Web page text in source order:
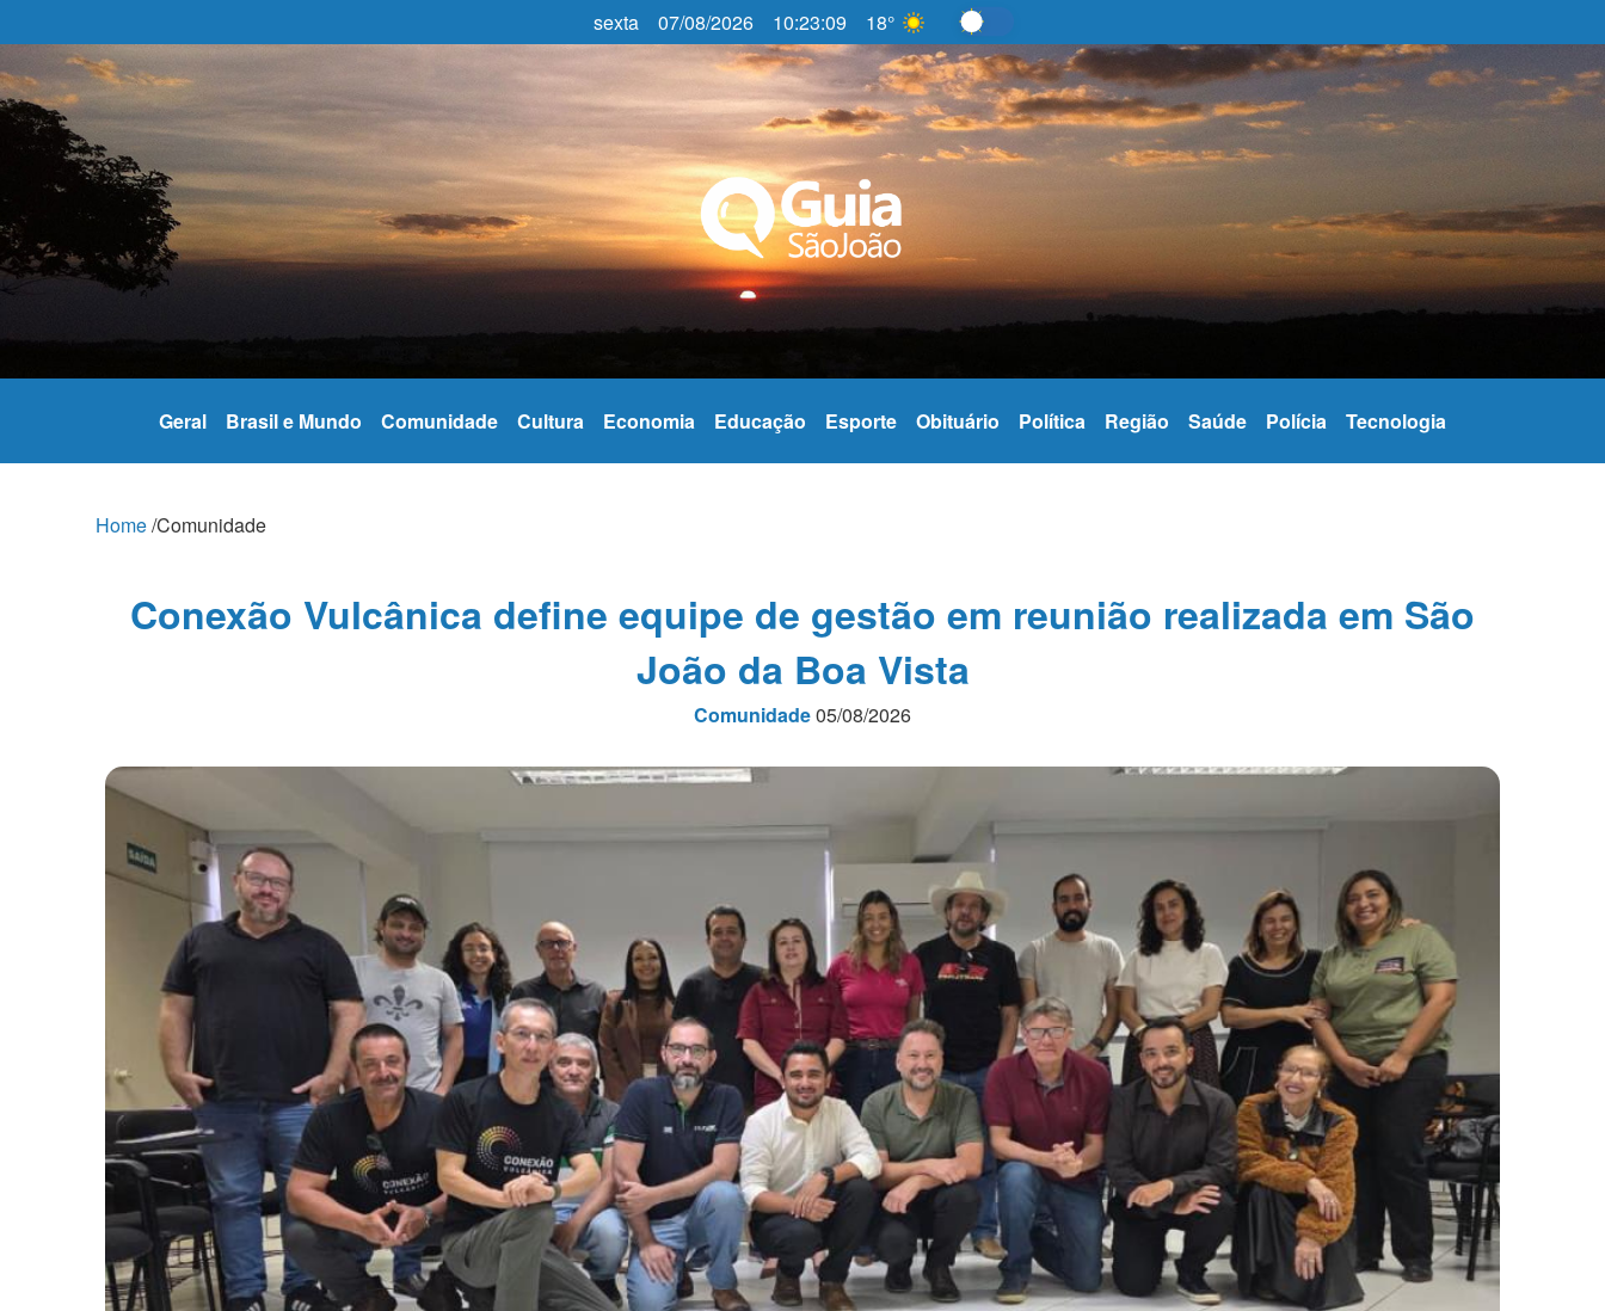
sexta 07/08/2026 10:23:11 18°
Geral Brasil e Mundo Comunidade Cultura Economia Educação Esporte Obituário Política Região Saúde Polícia Tecnologia
Home/Comunidade
Conexão Vulcânica define equipe de gestão em reunião realizada em São
João da Boa Vista
Comunidade05/08/2026